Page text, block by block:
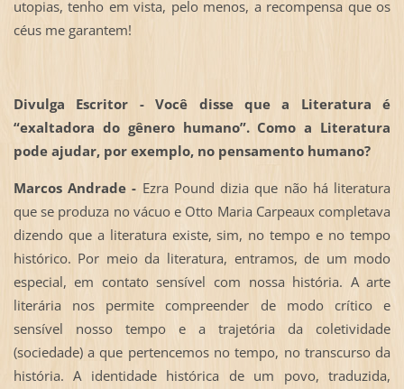
utopias, tenho em vista, pelo menos, a recompensa que os
céus me garantem!
Divulga Escritor - Você disse que a Literatura é
“exaltadora do gênero humano”. Como a Literatura
pode ajudar, por exemplo, no pensamento humano?
Marcos Andrade - Ezra Pound dizia que não há literatura
que se produza no vácuo e Otto Maria Carpeaux completava
dizendo que a literatura existe, sim, no tempo e no tempo
histórico. Por meio da literatura, entramos, de um modo
especial, em contato sensível com nossa história. A arte
literária nos permite compreender de modo crítico e
sensível nosso tempo e a trajetória da coletividade
(sociedade) a que pertencemos no tempo, no transcurso da
história. A identidade histórica de um povo, traduzida,